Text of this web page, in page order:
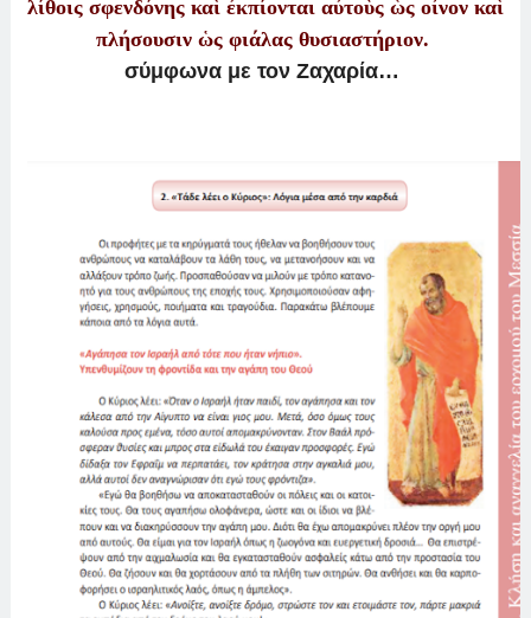
λίθοις σφενδόνης καὶ ἐκπίονται αὐτοὺς ὡς οἶνον καὶ
πλήσουσιν ὡς φιάλας θυσιαστήριον.
σύμφωνα με τον Ζαχαρία…